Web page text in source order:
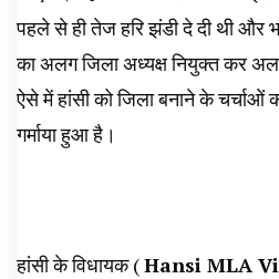
पहले से ही तेज हरि झंडी दे दी थी और
का अलग जिला अध्यक्ष नियुक्त कर
ऐसे में हांसी को जिला बनाने के चर्चाओं
गर्माया हुआ है।
हांसी के विधायक (Hansi MLA